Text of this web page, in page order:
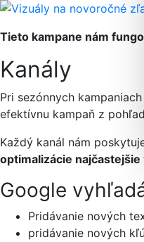
Tieto kampane nám
Kanály
Pri sezónnych
efektívnu kampaň z
Každý kanál nám
optimalizácie
Google
Pridávanie nových
pridávanie nových